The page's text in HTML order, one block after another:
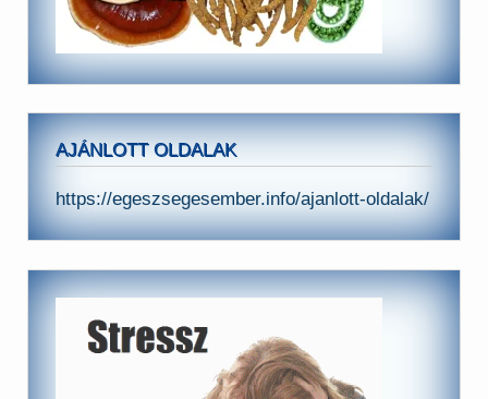
AJÁNLOTT OLDALAK
https://egeszsegesember.info/ajanlott-oldalak/